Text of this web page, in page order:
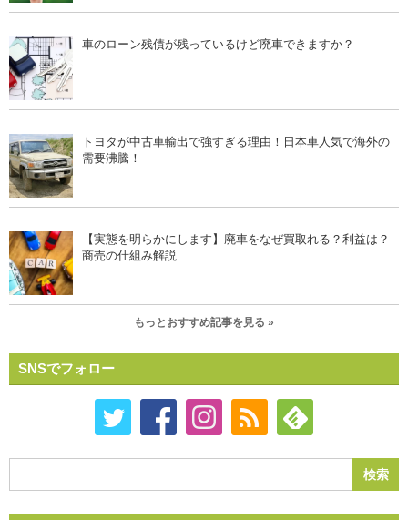
車のローン残債が残っているけど廃車できますか？
トヨタが中古車輸出で強すぎる理由！日本車人気で海外の
需要沸騰！
【実態を明らかにします】廃車をなぜ買取れる？利益は？
商売の仕組み解説
もっとおすすめ記事を見る »
SNSでフォロー